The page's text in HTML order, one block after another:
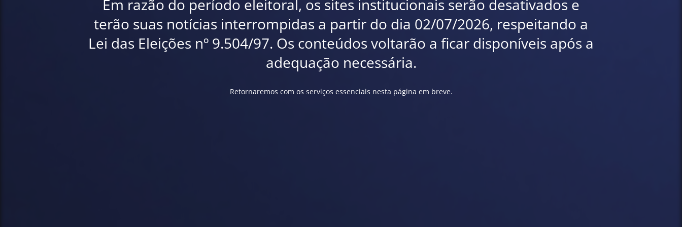
Em razão do período eleitoral, os sites institucionais serão desativados e
terão suas notícias interrompidas a partir do dia 02/07/2026, respeitando a
Lei das Eleições nº 9.504/97. Os conteúdos voltarão a ficar disponíveis após a
adequação necessária.
Retornaremos com os serviços essenciais nesta página em breve.